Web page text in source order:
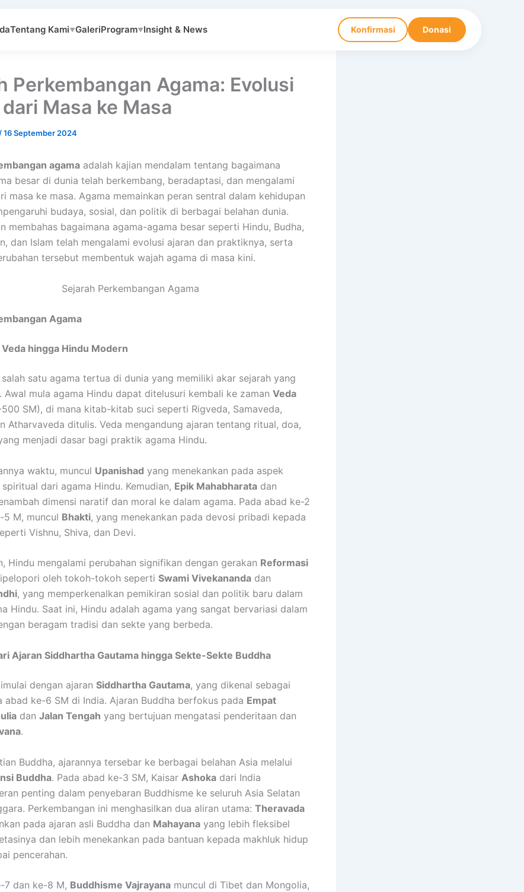
Tentang Kami▼GaleriProgram▼Insight & News Konfirmasi Donasi
Perkembangan Agama: Evolusi
Masa ke Masa
/16 September 2024
agama adalah kajian mendalam tentang bagaimana
besar di dunia telah berkembang, beradaptasi, dan mengalami
masa ke masa. Agama memainkan peran sentral dalam kehidupan
budaya, sosial, dan politik di berbagai belahan dunia.
membahas bagaimana agama-agama besar seperti Hindu, Budha,
dan Islam telah mengalami evolusi ajaran dan praktiknya, serta
tersebut membentuk wajah agama di masa kini.
Agama
Veda hingga Hindu Modern
salah satu agama tertua di dunia yang memiliki akar sejarah yang
Awal mula agama Hindu dapat ditelusuri kembali ke zaman Veda
SM), di mana kitab-kitab suci seperti Rigveda, Samaveda,
Atharvaveda ditulis. Veda mengandung ajaran tentang ritual, doa,
menjadi dasar bagi praktik agama Hindu.
waktu, muncul Upanishad yang menekankan pada aspek
dari agama Hindu. Kemudian, Epik Mahabharata dan
dimensi naratif dan moral ke dalam agama. Pada abad ke-2
5 M, muncul Bhakti, yang menekankan pada devosi pribadi kepada
Vishnu, Shiva, dan Devi.
Hindu mengalami perubahan signifikan dengan gerakan Reformasi
oleh tokoh-tokoh seperti Swami Vivekananda dan
, yang memperkenalkan pemikiran sosial dan politik baru dalam
Hindu. Saat ini, Hindu adalah agama yang sangat bervariasi dalam
beragam tradisi dan sekte yang berbeda.
Ajaran Siddhartha Gautama hingga Sekte-Sekte Buddha
dengan ajaran Siddhartha Gautama, yang dikenal sebagai
abad ke-6 SM di India. Ajaran Buddha berfokus pada Empat
dan Jalan Tengah yang bertujuan mengatasi penderitaan dan
.
Buddha, ajarannya tersebar ke berbagai belahan Asia melalui
Buddha. Pada abad ke-3 SM, Kaisar Ashoka dari India
penting dalam penyebaran Buddhisme ke seluruh Asia Selatan
Perkembangan ini menghasilkan dua aliran utama: Theravada
pada ajaran asli Buddha dan Mahayana yang lebih fleksibel
dan lebih menekankan pada bantuan kepada makhluk hidup
pencerahan.
7 dan ke-8 M, Buddhisme Vajrayana muncul di Tibet dan Mongolia,